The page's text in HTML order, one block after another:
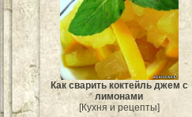
Как сварить коктейль джем с
лимонами
[Кухня и рецепты]